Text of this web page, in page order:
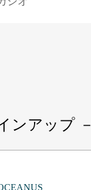
ンアップ －